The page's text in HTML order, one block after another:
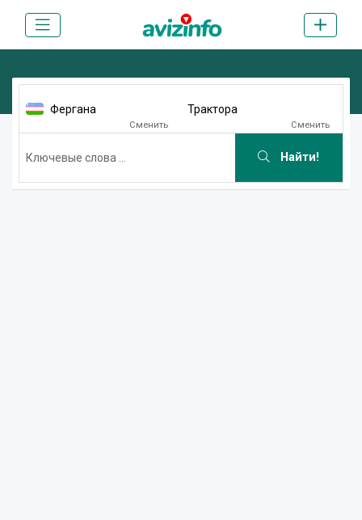
Фергана
Сменить
Трактора
Сменить
Найти!